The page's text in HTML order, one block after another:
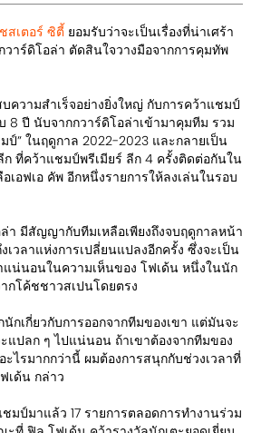
สเตอร์ ซิตี้ ยอมรับว่าจะเป็นเรื่องที่น่าเศร้า
าร์ดิโอล่า ตัดสินใจวางมือจากการคุมทัพ
ความสำเร็จอย่างยิ่งใหญ่ กับการคว้าแชมป์
8 ปี นับจากกวาร์ดิโอล่าเข้ามาคุมทีม รวม
ป์” ในฤดูกาล 2022-2023 และกลายเป็น
ก ที่คว้าแชมป์พรีเมียร์ ลีก 4 ครั้งติดต่อกันใน
เอฟเอ คัพ อีกหนึ่งรายการให้ลงเล่นในรอบ
า มีสัญญากับทีมเหลือเพียงถึงจบฤดูกาลหน้า
เวลาแห่งการเปลี่ยนแปลงอีกครั้ง ซึ่งจะเป็น
แน่นอนในความเห็นของ โฟเด้น หนึ่งในนัก
กโค้ชชาวสเปนโดยตรง
นักเกี่ยวกับการออกจากทีมของเขา แต่มันจะ
ะแปลก ๆ ไปแน่นอน ถ้าเขาต้องจากทีมของ
ะไรมากกว่านี้ ผมต้องการสนุกกับช่วงเวลาที่
เด้น กล่าว
มป์มาแล้ว 17 รายการตลอดการทำงานร่วม